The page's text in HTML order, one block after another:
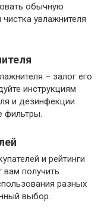
обычную
увлажнителя
– залог его
инструкциям
и дезинфекции
фильтры.
и рейтинги
получить
разных
выбор.